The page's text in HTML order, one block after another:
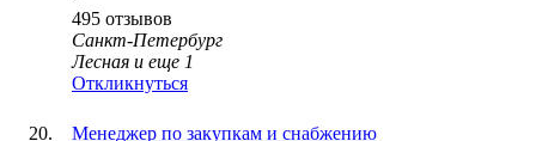
495 отзывов
Санкт-Петербург
Лесная и еще 1
Откликнуться
Менеджер по закупкам и снабжению